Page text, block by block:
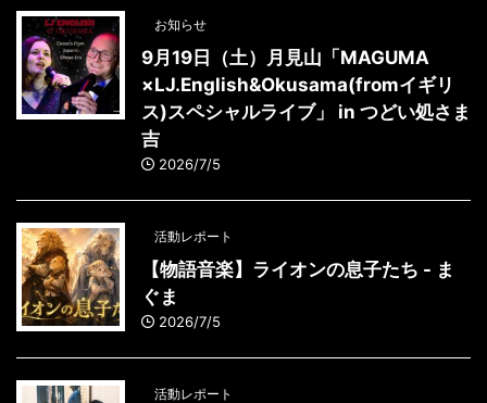
お知らせ
9月19日（土）月見山「MAGUMA
×LJ.English&Okusama(fromイギリ
ス)スペシャルライブ」 in つどい処さま
吉
2026/7/5
活動レポート
【物語音楽】ライオンの息子たち - ま
ぐま
2026/7/5
活動レポート